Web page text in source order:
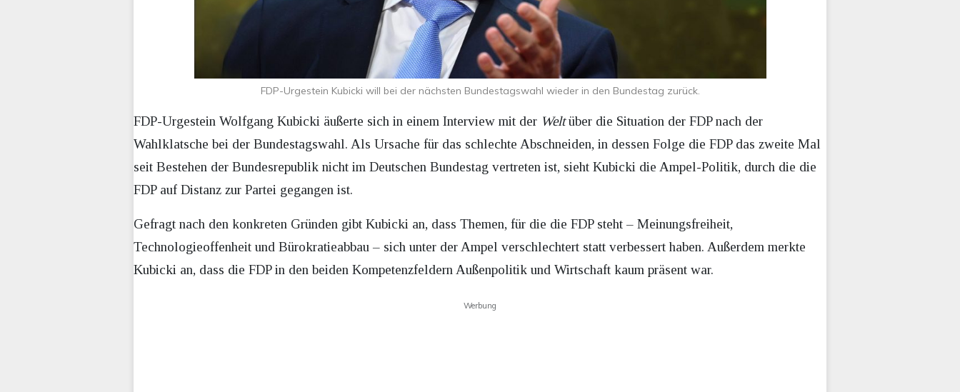
FDP-Urgestein Kubicki will bei der nächsten Bundestagswahl wieder in den Bundestag zurück.
FDP-Urgestein Wolfgang Kubicki äußerte sich in einem Interview mit der Weltüber die Situation der FDP nach der
Wahlklatsche bei der Bundestagswahl. Als Ursache für das schlechte Abschneiden, in dessen Folge die FDP das zweite Mal
seit Bestehen der Bundesrepublik nicht im Deutschen Bundestag vertreten ist, sieht Kubicki die Ampel-Politik, durch die die
FDP auf Distanz zur Partei gegangen ist.
Gefragt nach den konkreten Gründen gibt Kubicki an, dass Themen, für die die FDP steht – Meinungsfreiheit,
Technologieoffenheit und Bürokratieabbau – sich unter der Ampel verschlechtert statt verbessert haben. Außerdem merkte
Kubicki an, dass die FDP in den beiden Kompetenzfeldern Außenpolitik und Wirtschaft kaum präsent war.
Werbung